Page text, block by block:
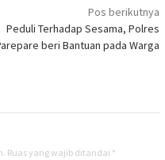
Pos berikutnya
Peduli Terhadap Sesama, Polres
beri Bantuan pada Warga
Ruas yang wajib ditandai *